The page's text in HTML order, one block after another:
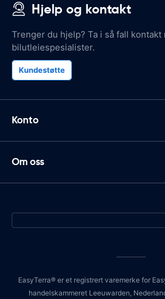
Hjelp og kontakt
Trenger du hjelp? Ta i så fall kontakt
bilutleiespesialister.
Kundestøtte
Konto
Om oss
EasyTerra® er et registrert varemerke for
handelskammeret Leeuwarden,